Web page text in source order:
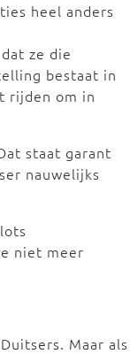
heel anders
ze die
bestaat in
rijden om in
staat garant
nauwelijks
niet meer
Maar als